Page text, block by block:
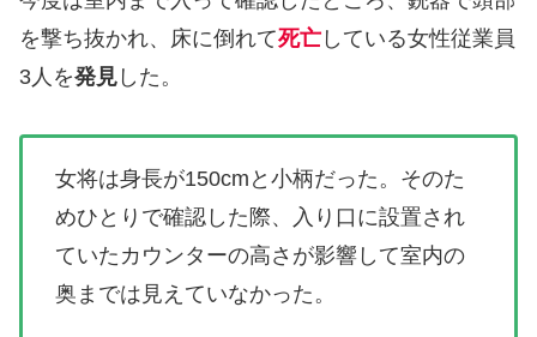
を撃ち抜かれ、床に倒れて死亡 している女性従業員
3人を発見 した。
女将は身長が150cmと小柄だった。そのた
めひとりで確認した際、入り口に設置され
ていたカウンターの高さが影響して室内の
奥までは見えていなかった。